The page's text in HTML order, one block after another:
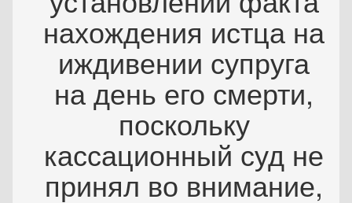
нахождения истца на
иждивении супруга
на день его смерти,
поскольку
кассационный суд не
принял во внимание,